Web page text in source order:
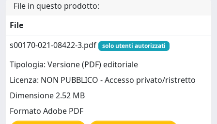
File in questo prodotto:
File
s00170-021-08422-3.pdf
solo utenti autorizzati
Tipologia: Versione (PDF) editoriale
Licenza: NON PUBBLICO - Accesso privato/ristretto
Dimensione 2.52 MB
Formato Adobe PDF